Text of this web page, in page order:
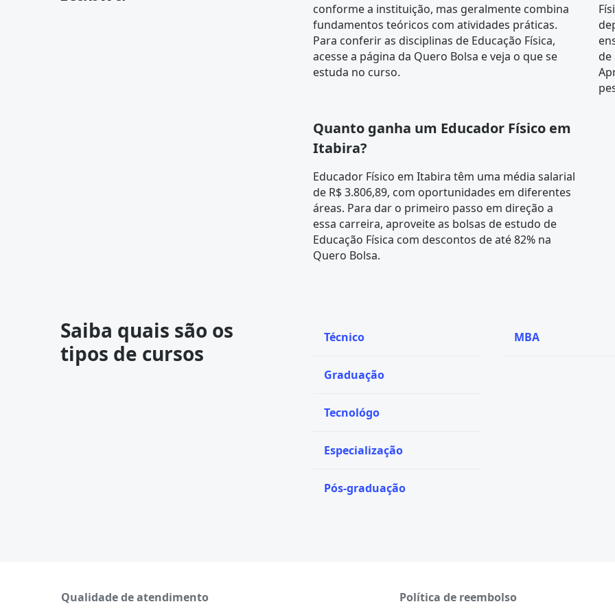
conforme a instituição, mas geralmente combina
fundamentos teóricos com atividades práticas.
Para conferir as disciplinas de Educação Física,
acesse a página da Quero Bolsa e veja o que se
estuda no curso.
de
Quanto ganha um Educador Físico em
Itabira?
Educador Físico em Itabira têm uma média salarial
de R$ 3.806,89, com oportunidades em diferentes
áreas. Para dar o primeiro passo em direção a
essa carreira, aproveite as bolsas de estudo de
Educação Física com descontos de até 82% na
Quero Bolsa.
Saiba quais são os
tipos de cursos
Técnico
Graduação
Tecnológo
Especialização
Pós-graduação
MBA
Qualidade de atendimento Política de reembolso